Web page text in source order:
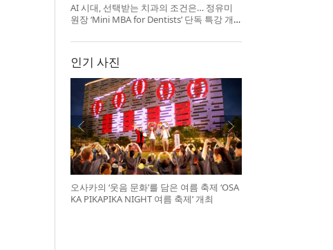
AI 시대, 선택받는 치과의 조건은… 정유미
원장 ‘Mini MBA for Dentists’ 단독 특강 개
인기 사진
오사카의 ‘웃음 문화’를 담은 여름 축제 ‘OSA
KA PIKAPIKA NIGHT 여름 축제’ 개최